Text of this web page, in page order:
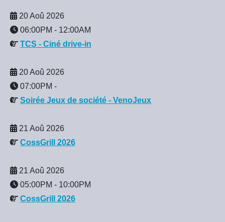
20 Aoû 2026
06:00PM - 12:00AM
TCS - Ciné drive-in
20 Aoû 2026
07:00PM -
Soirée Jeux de société - VenoJeux
21 Aoû 2026
CossGrill 2026
21 Aoû 2026
05:00PM - 10:00PM
CossGrill 2026